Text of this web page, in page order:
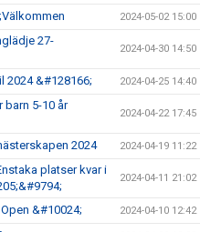
2024-05-02 15:00
27-
2024-04-30 14:50
2024 &#128166; 2024-04-25 14:40
barn 5-10 år
2024-04-22 17:45
2024 2024-04-19 11:22
platser kvar i
2024-04-11 21:02
&#10024; 2024-04-10 12:42